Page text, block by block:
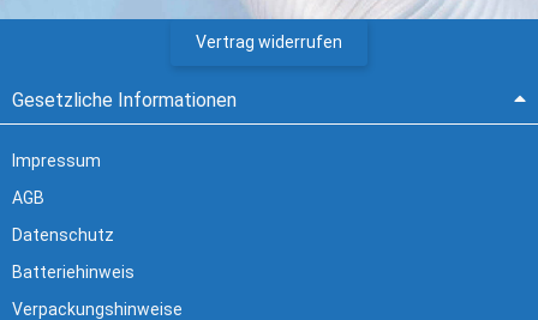
Vertrag widerrufen
Gesetzliche Informationen
Impressum
AGB
Datenschutz
Batteriehinweis
Verpackungshinweise